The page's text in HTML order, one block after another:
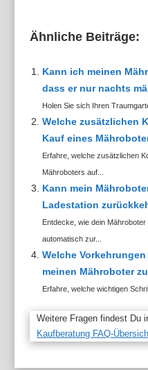
Ähnliche Beiträge:
Kann ich meinen
dass er nur nachts
Holen Sie sich Ihren
Welche zusätzlichen
Kauf eines
Erfahre, welche zusätzlichen
Mähroboters auf...
Kann mein
Ladestation
Entdecke, wie dein
automatisch zur...
Welche
meinen Mähroboter
Erfahre, welche wichtigen
Weitere Fragen findest Du
Kaufberatung FAQ-